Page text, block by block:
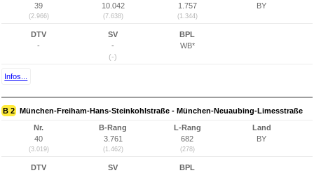
39
(2.966)
10.042
(7.638)
1.757
(1.344)
BY
DTV
-
SV
-
(-)
BPL
WB*
Infos...
B 2 München-Freiham-Hans-Steinkohlstraße - München-Neuaubing-Limesstraße
Nr.
40
(3.019)
B-Rang
3.761
(1.462)
L-Rang
682
(278)
Land
BY
DTV
SV
BPL